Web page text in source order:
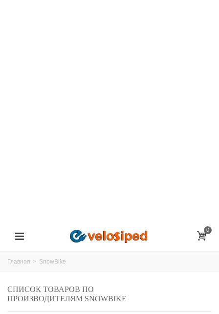
0
Главная > SnowBike
СПИСОК ТОВАРОВ ПО
ПРОИЗВОДИТЕЛЯМ SNOWBIKE